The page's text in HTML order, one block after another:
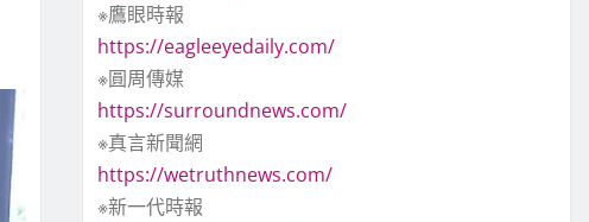
※鷹眼時報
https://eagleeyedaily.com/
※圓周傳媒
https://surroundnews.com/
※真言新聞網
https://wetruthnews.com/
※新一代時報